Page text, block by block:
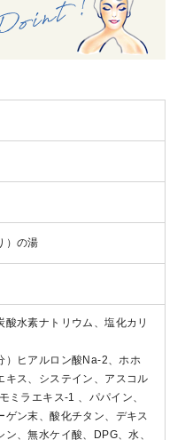
）の湯
酸水素ナトリウム、塩化カリ
）ヒアルロン酸Na-2、ホホ
キス、システイン、アスコル
ミラエキス-1 、パパイン、
ゲン末、酸化チタン、デキス
ン、無水ケイ酸、DPG、水、